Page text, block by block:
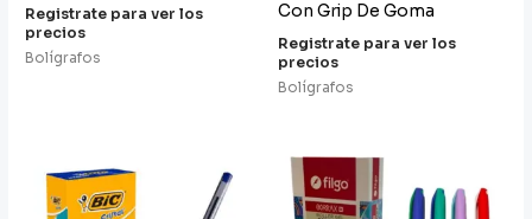
Registrate para ver los
precios
Bolígrafos
Con Grip De Goma
Registrate para ver los
precios
Bolígrafos